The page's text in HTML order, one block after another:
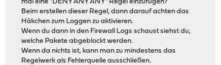
mal eine "DENY ANY ANY" Regel einzufügen?
Beim erstellen dieser Regel, dann darauf achten das
Häkchen zum Loggen zu aktivieren.
Wenn du dann in den Firewall Logs schaust siehst du,
welche Pakete abgeblockt werden.
Wenn da nichts ist, kann man zu mindestens das
Regelwerk als Fehlerquelle ausschließen.